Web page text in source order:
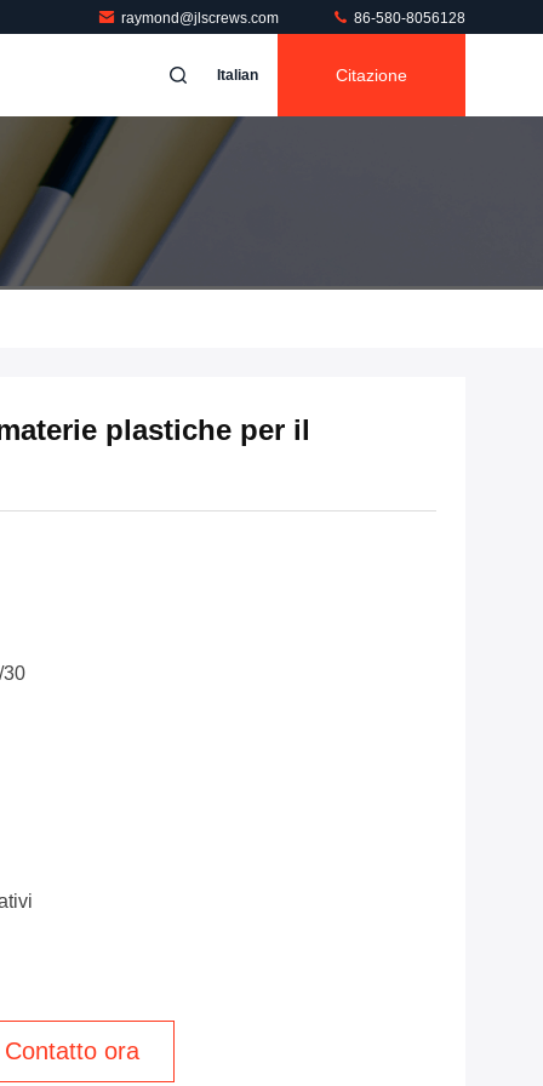
raymond@jlscrews.com 86-580-8056128
Italian Citazione
plastiche per il
30
Contatto ora